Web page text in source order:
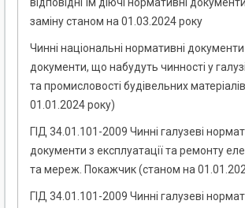
відповідні їм діючі нормативні
заміну станом на 01.03.2024 року
Чинні національні нормативні
документи, що набудуть чинності у
та промисловості будівельних
01.01.2024 року)
ГІД 34.01.101-2009 Чинні галузеві
документи з експлуатації та ремонту
та мереж. Покажчик (станом на
ГІД 34.01.101-2009 Чинні галузеві